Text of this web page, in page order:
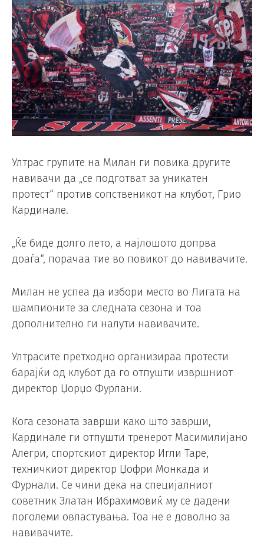
Ултрас групите на Милан ги повика другите
навивачи да „се подготват за уникатен
протест“ против сопственикот на клубот, Грио
Кардинале.
„Ќе биде долго лето, а најлошото допрва
доаѓа“, порачаа тие во повикот до навивачите.
Милан не успеа да избори место во Лигата на
шампионите за следната сезона и тоа
дополнително ги налути навивачите.
Ултрасите претходно организираа протести
барајќи од клубот да го отпушти извршниот
директор Џорџо Фурлани.
Кога сезоната заврши како што заврши,
Кардинале ги отпушти тренерот Масимилијано
Алегри, спортскиот директор Игли Таре,
техничкиот директор Џофри Монкада и
Фурнали. Се чини дека на специјалниот
советник Златан Ибрахимовиќ му се дадени
поголеми овластувања. Тоа не е доволно за
навивачите.